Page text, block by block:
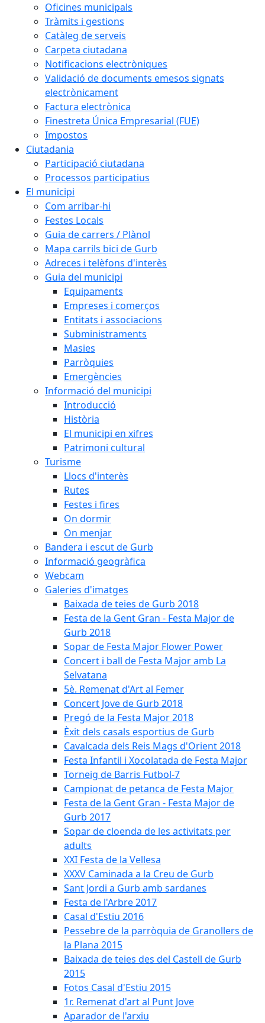
Oficines municipals
Tràmits i gestions
Catàleg de serveis
Carpeta ciutadana
Notificacions electròniques
Validació de documents emesos signats
electrònicament
Factura electrònica
Finestreta Única Empresarial (FUE)
Impostos
Ciutadania
Participació ciutadana
Processos participatius
El municipi
Com arribar-hi
Festes Locals
Guia de carrers / Plànol
Mapa carrils bici de Gurb
Adreces i telèfons d'interès
Guia del municipi
Equipaments
Empreses i comerços
Entitats i associacions
Subministraments
Masies
Parròquies
Emergències
Informació del municipi
Introducció
Història
El municipi en xifres
Patrimoni cultural
Turisme
Llocs d'interès
Rutes
Festes i fires
On dormir
On menjar
Bandera i escut de Gurb
Informació geogràfica
Webcam
Galeries d'imatges
Baixada de teies de Gurb 2018
Festa de la Gent Gran - Festa Major de
Gurb 2018
Sopar de Festa Major Flower Power
Concert i ball de Festa Major amb La
Selvatana
5è. Remenat d'Art al Femer
Concert Jove de Gurb 2018
Pregó de la Festa Major 2018
Èxit dels casals esportius de Gurb
Cavalcada dels Reis Mags d'Orient 2018
Festa Infantil i Xocolatada de Festa Major
Torneig de Barris Futbol-7
Campionat de petanca de Festa Major
Festa de la Gent Gran - Festa Major de
Gurb 2017
Sopar de cloenda de les activitats per
adults
XXI Festa de la Vellesa
XXXV Caminada a la Creu de Gurb
Sant Jordi a Gurb amb sardanes
Festa de l'Arbre 2017
Casal d'Estiu 2016
Pessebre de la parròquia de Granollers de
la Plana 2015
Baixada de teies des del Castell de Gurb
2015
Fotos Casal d'Estiu 2015
1r. Remenat d'art al Punt Jove
Aparador de l'arxiu